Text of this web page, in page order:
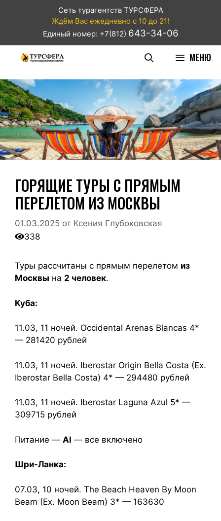
Сеть турагентств ТУРСФЕРА
Ждём Вас ежедневно с 10 до 21!
Единый номер: +7(812) 643-34-06
МЕНЮ
ГОРЯЩИЕ ТУРЫ С ПРЯМЫМ
ПЕРЕЛЕТОМ ИЗ МОСКВЫ
01.03.2025 от Ксения Глубоковская
338
Туры рассчитаны с прямым перелетом из
Москвы на 2 человек.
Куба:
11.03, 11 ночей. Occidental Arenas Blancas 4*
— 281420 рублей
11.03, 11 ночей. Iberostar Origin Bella Costa (Ex.
Iberostar Bella Costa) 4* — 294480 рублей
11.03, 11 ночей. Iberostar Laguna Azul 5* —
309715 рублей
Питание — AI — все включено
Шри-Ланка:
07.03, 10 ночей. The Beach Heaven By Moon
Beam (Ex. Moon Beam) 3* — 163630